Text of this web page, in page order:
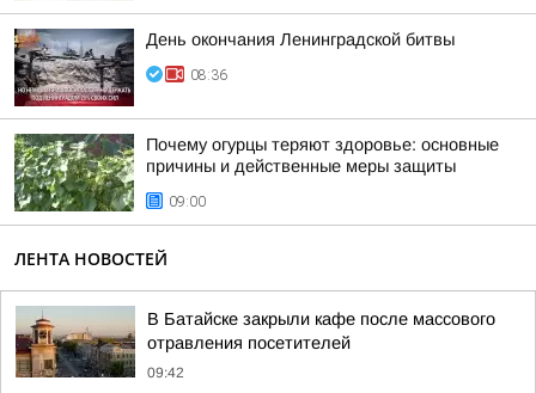
День окончания Ленинградской битвы
08:36
Почему огурцы теряют здоровье: основные
причины и действенные меры защиты
09:00
ЛЕНТА НОВОСТЕЙ
В Батайске закрыли кафе после массового
отравления посетителей
09:42